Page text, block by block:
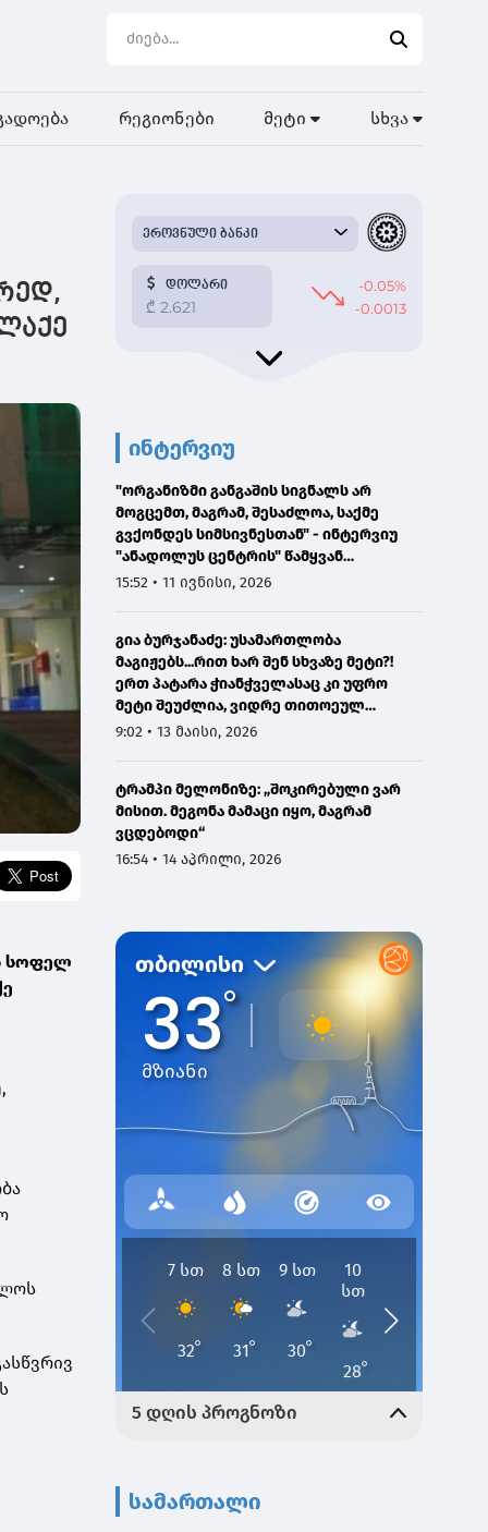
რეგიონები მეტი სხვა
სოფელ
ინტერვიუ
"ორგანიზმი განგაშის სიგნალს არ
მოგცემთ, მაგრამ, შესაძლოა, საქმე
გვქონდეს სიმსივნესთან" - ინტერვიუ
"ანადოლუს ცენტრის" წამყვან
ონკოლოგთან
15:52 • 11 ივნისი, 2026
გია ბურჯანაძე: უსამართლობა
მაგიჟებს...რით ხარ შენ სხვაზე მეტი?!
ერთ პატარა ჭიანჭველასაც კი უფრო
მეტი შეუძლია, ვიდრე თითოეულ
ჩვენგანს...
9:02 • 13 მაისი, 2026
ტრამპი მელონიზე: „შოკირებული ვარ
მისით. მეგონა მამაცი იყო, მაგრამ
ვცდებოდი“
16:54 • 14 აპრილი, 2026
სამართალი